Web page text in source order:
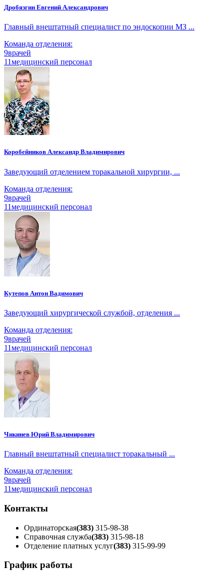
Дробязгин Евгений Александрович
Главный внештатный специалист по эндоскопии МЗ ...
Команда отделения:
9врачей
11медицинский персонал
Коробейников Александр Владимирович
Заведующий отделением торакальной хирургии, ...
Команда отделения:
9врачей
11медицинский персонал
Кутепов Антон Вадимович
Заведующий хирургической службой, отделения ...
Команда отделения:
9врачей
11медицинский персонал
Чикинев Юрий Владимирович
Главный внештатный специалист торакальный ...
Команда отделения:
9врачей
11медицинский персонал
Контакты
Ординаторская(383) 315-98-38
Справочная служба(383) 315-98-18
Отделение платных услуг(383) 315-99-99
График работы